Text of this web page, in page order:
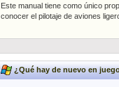
Este manual tiene como único
conocer el pilotaje de aviones
¿Qué hay de nuevo en